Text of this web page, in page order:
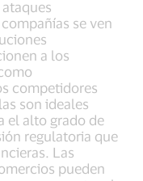
se ven
a los
competidores
son ideales
el alto grado de
regulatoria que
Las
pueden